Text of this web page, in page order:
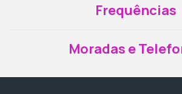
Frequências
Moradas e